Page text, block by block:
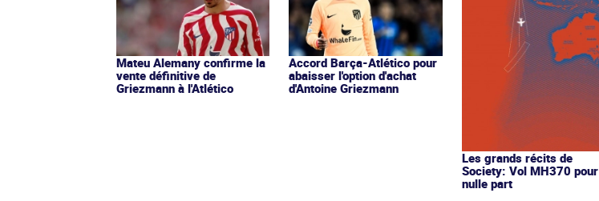
Mateu Alemany confirme la
vente définitive de
Griezmann à l'Atlético
Accord Barça-Atlético pour
abaisser l'option d'achat
d'Antoine Griezmann
Les grands récits de
Society: Vol MH370 pour
nulle part